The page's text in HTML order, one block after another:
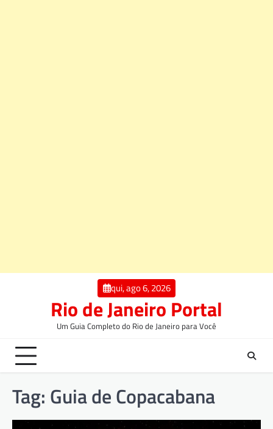
qui, ago 6, 2026
Rio de Janeiro Portal
Um Guia Completo do Rio de Janeiro para Você
Tag: Guia de Copacabana